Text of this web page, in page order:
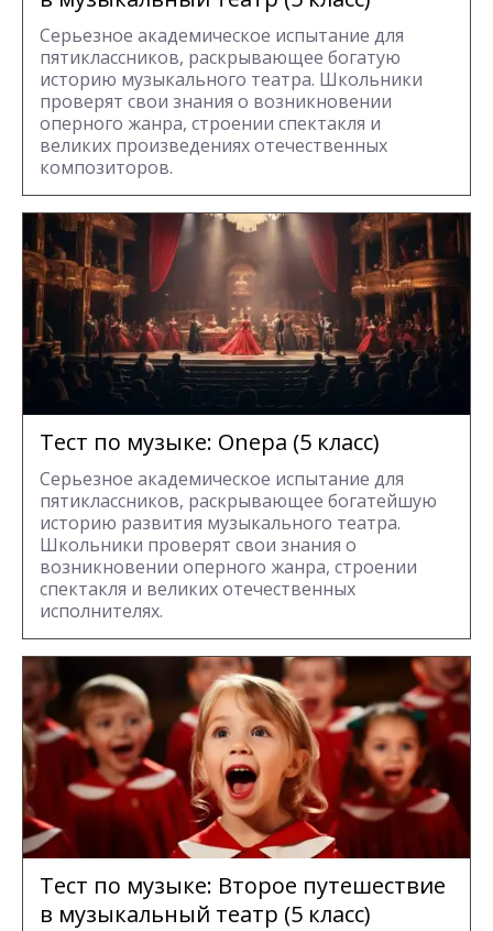
Серьезное академическое испытание для
пятиклассников, раскрывающее богатую
историю музыкального театра. Школьники
проверят свои знания о возникновении
оперного жанра, строении спектакля и
великих произведениях отечественных
композиторов.
Тест по музыке: Onepa (5 класс)
Серьезное академическое испытание для
пятиклассников, раскрывающее богатейшую
историю развития музыкального театра.
Школьники проверят свои знания о
возникновении оперного жанра, строении
спектакля и великих отечественных
исполнителях.
Тест по музыке: Второе путешествие
в музыкальный театр (5 класс)